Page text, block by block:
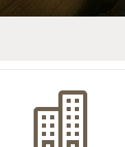
